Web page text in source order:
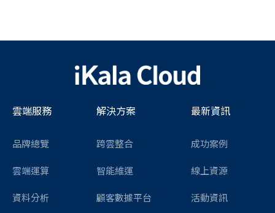
雲端服務
品牌總覽
雲端運算
資料分析
解決方案
跨雲整合
智能維運
顧客數據平台
最新資訊
成功案例
線上資源
活動資訊